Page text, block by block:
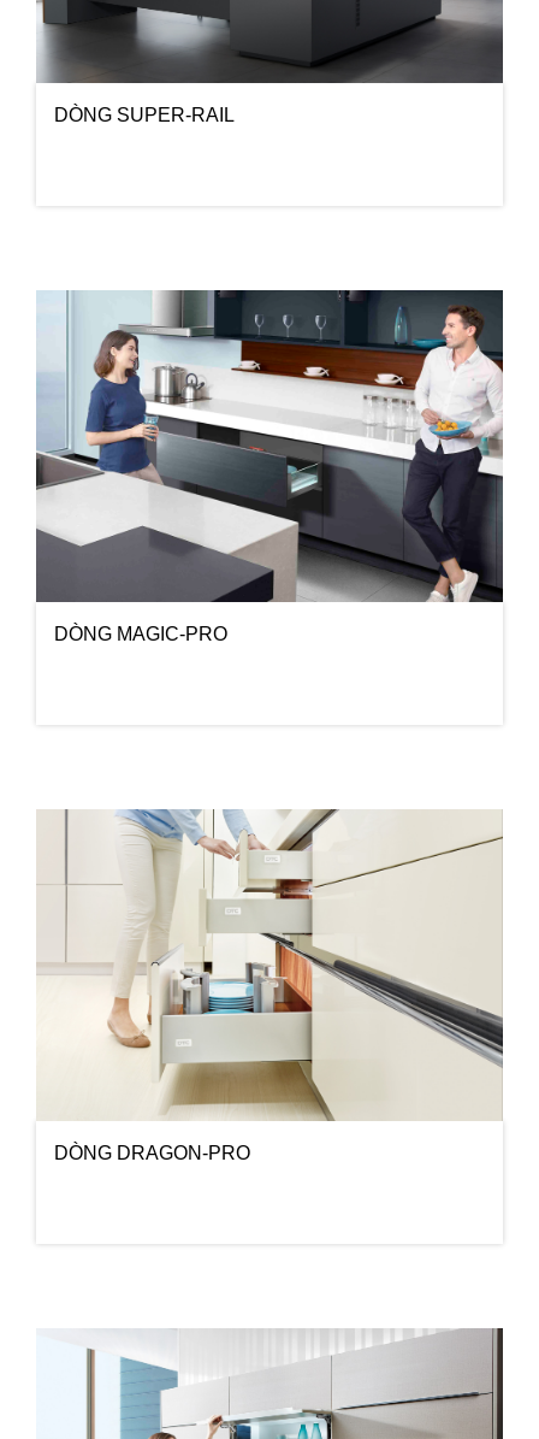
DÒNG SUPER-RAIL
DÒNG MAGIC-PRO
DÒNG DRAGON-PRO